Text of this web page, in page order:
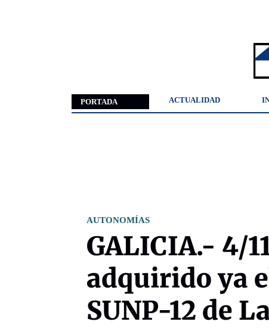
PORTADA ACTUALIDAD
AUTONOMÍAS
GALICIA.- 4/
adquirido ya
SUNP-12 de